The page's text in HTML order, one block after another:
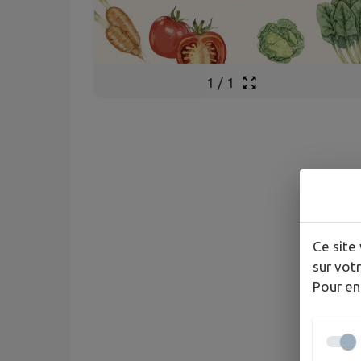
1 / 1
Ce site
sur
Pour